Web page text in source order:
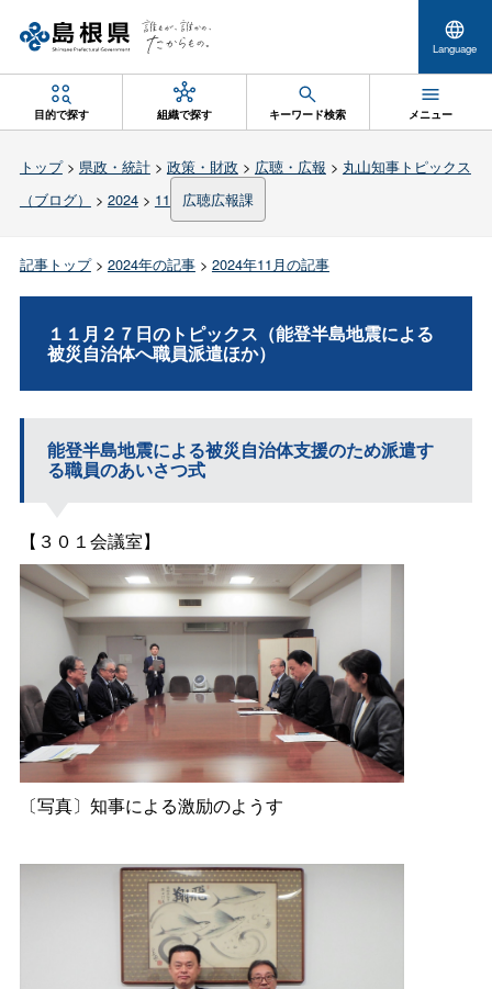
Language
目的で探す 組織で探す キーワード検索 メニュー
トップ> 県政・統計> 政策・財政 > 広聴・広報 > 丸山知事トピックス
（ブログ）
> 2024> 11 広聴広報課
記事トップ> 2024年の記事> 2024年11月の記事
１１月２７日のトピックス（能登半島地震による
被災自治体へ職員派遣ほか）
能登半島地震による被災自治体支援のため派遣す
る職員のあいさつ式
【３０１会議室】
〔写真〕知事による激励のようす